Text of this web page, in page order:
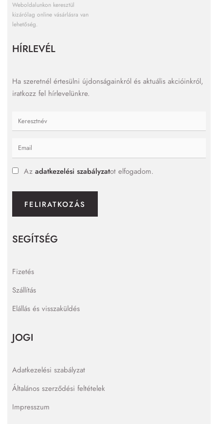
Weboldalunkon keresztül
kizárólag online vásárlásra van
lehetőség.
SEGÍTSÉG
Fizetés
Szállítás
Elállás és visszaküldés
JOGI
Adatkezelési szabályzat
Általános szerződési feltételek
Impresszum
HÍRLEVÉL
Ha szeretnél értesülni újdonságainkról és aktuális akcióinkról,
iratkozz fel hírlevelünkre.
Az adatkezelési szabályzatot elfogadom.
FELIRATKOZÁS